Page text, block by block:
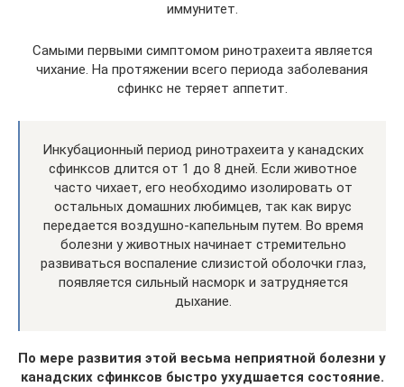
иммунитет.
Самыми первыми симптомом ринотрахеита является
чихание. На протяжении всего периода заболевания
сфинкс не теряет аппетит.
Инкубационный период ринотрахеита у канадских
сфинксов длится от 1 до 8 дней. Если животное
часто чихает, его необходимо изолировать от
остальных домашних любимцев, так как вирус
передается воздушно-капельным путем. Во время
болезни у животных начинает стремительно
развиваться воспаление слизистой оболочки глаз,
появляется сильный насморк и затрудняется
дыхание.
По мере развития этой весьма неприятной болезни у
канадских сфинксов быстро ухудшается состояние.